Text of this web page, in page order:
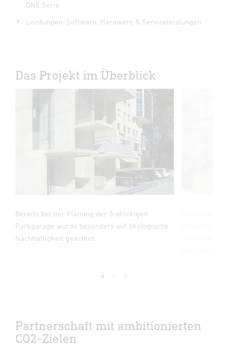
ONE Serie
Leistungen: Software, Hardware & Serviceleistungen
Das Projekt im Überblick
Bereits bei der Planung der 3-stöckigen
Parkgarage wurde besonders auf ökologische
Nachhaltigkeit geachtet.
Partnerschaft mit ambitionierten
CO2-Zielen